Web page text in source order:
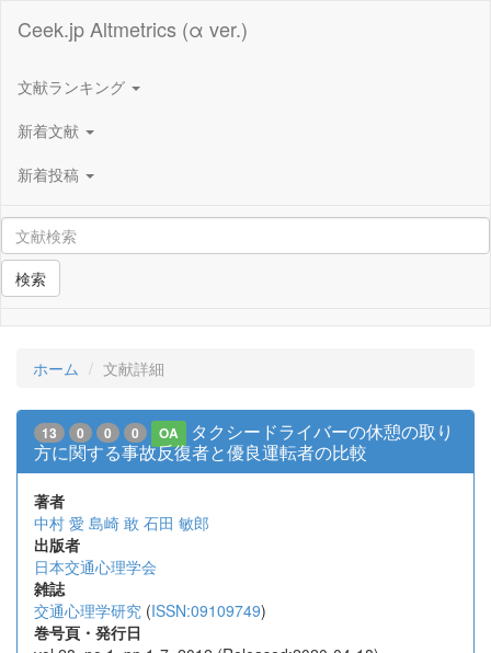
Ceek.jp Altmetrics (α ver.)
文献ランキング
新着文献
新着投稿
検索
ホーム 文献詳細
13 0 0 0 OA
タクシードライバーの休憩の取り
方に関する事故反復者と優良運転者の比較
著者
中村 愛 島崎 敢 石田 敏郎
出版者
日本交通心理学会
雑誌
交通心理学研究 (ISSN:09109749)
巻号頁・発行日